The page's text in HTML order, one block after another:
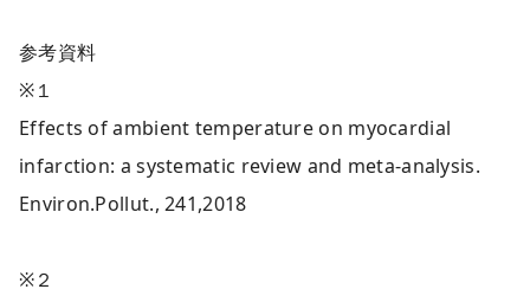
参考資料
※１
Effects of ambient temperature on myocardial
infarction: a systematic review and meta-analysis.
Environ.Pollut., 241,2018
※２